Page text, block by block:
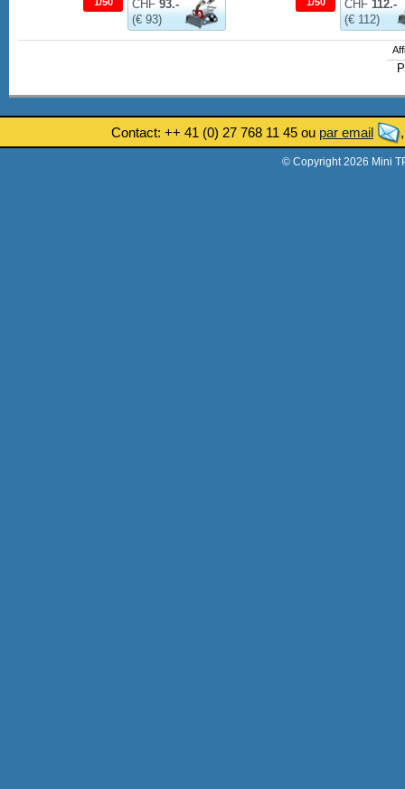
CHF 93.-
(€ 93)
CHF 112.-
(€ 112)
Contact: ++ 41 (0) 27 768 11 45 ou par email
© Copyright 2026 Mini